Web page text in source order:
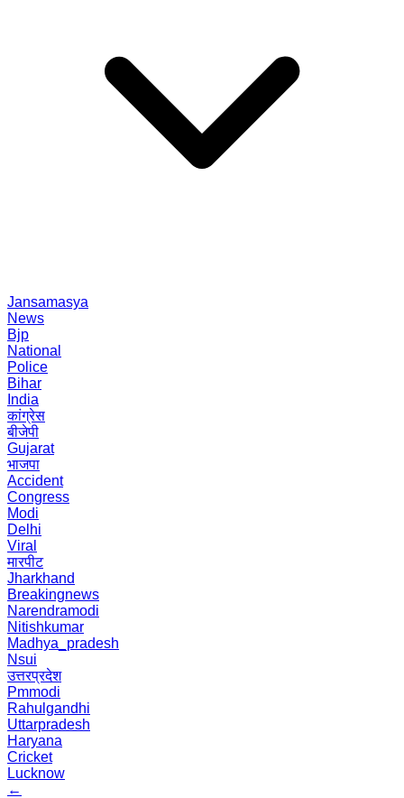
Jansamasya
News
Bjp
National
Police
Bihar
India
कांग्रेस
बीजेपी
Gujarat
भाजपा
Accident
Congress
Modi
Delhi
Viral
मारपीट
Jharkhand
Breakingnews
Narendramodi
Nitishkumar
Madhya_pradesh
Nsui
उत्तरप्रदेश
Pmmodi
Rahulgandhi
Uttarpradesh
Haryana
Cricket
Lucknow
←